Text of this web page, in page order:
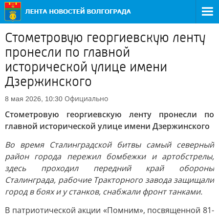
Стометровую георгиевскую ленту
пронесли по главной
исторической улице имени
Дзержинского
8 мая 2026, 10:30 Официально
Стометровую георгиевскую ленту пронесли по
главной исторической улице имени Дзержинского
Во время Сталинградской битвы самый северный
район города пережил бомбежки и артобстрелы,
здесь проходил передний край обороны
Сталинграда, рабочие Тракторного завода защищали
город в боях и у станков, снабжали фронт танками.
В патриотической акции «Помним», посвященной 81-